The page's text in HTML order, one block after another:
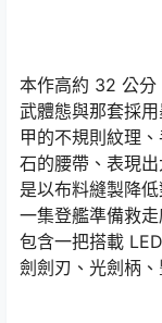
本作高約 32 公分
武體態與那套採
甲的不規則紋理
石的腰帶、表現
是以布料縫製降
一集登艦準備救
包含一把搭載
劍劍刃、光劍柄